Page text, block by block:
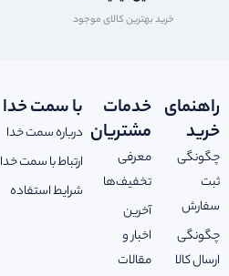
خرید بهترین کالای موجود
راهنمای
خرید
چگونگی
ثبت
سفارش
چگونگی
ارسال کالا
خدمات
مشتریان
معرفی
تخفیف‌ها
آخرین
اخبار و
مقالات
با سمت خدا
درباره سمت خدا
ارتباط با سمت خدا
شرایط استفاده